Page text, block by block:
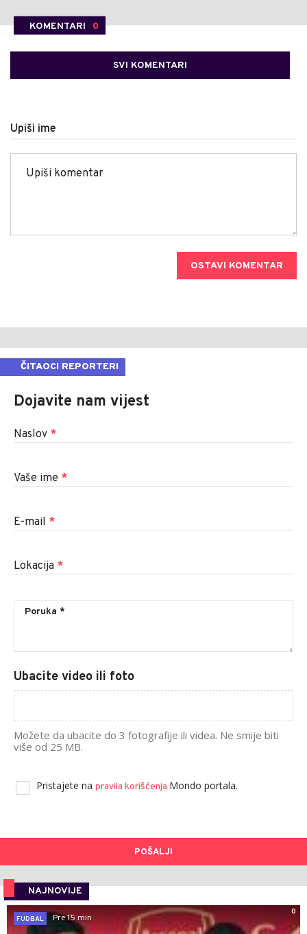
KOMENTARI 0
SVI KOMENTARI
Upiši ime
OSTAVI KOMENTAR
ČITAOCI REPORTERI
Dojavite nam vijest
Naslov *
Vaše ime *
E-mail *
Lokacija *
Ubacite video ili foto
Možete da ubacite do 3 fotografije ili videa. Ne smije biti
više od 25 MB.
Pristajete na pravila korišćenja Mondo portala.
POŠALJI
NAJNOVIJE
0
FUDBAL
Pre 15 min